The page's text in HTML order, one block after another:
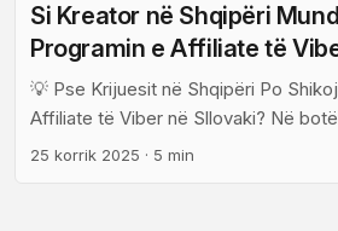
Si Kreator në Shqipëri
Programin e Affiliate të
💡 Pse Krijuesit në Shqipëri Po
Affiliate të Viber në Sllovaki? Në
digjital, krijuesit e përmbajtjes po
25 korrik 2025 · 5 min